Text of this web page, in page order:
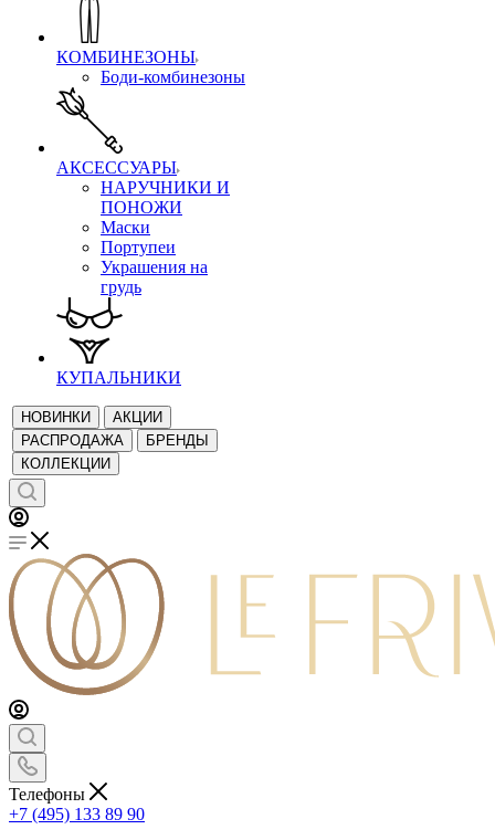
КОМБИНЕЗОНЫ
Боди-комбинезоны
АКСЕССУАРЫ
НАРУЧНИКИ И
ПОНОЖИ
Маски
Портупеи
Украшения на
грудь
КУПАЛЬНИКИ
НОВИНКИ
АКЦИИ
РАСПРОДАЖА
БРЕНДЫ
КОЛЛЕКЦИИ
Телефоны
+7 (495) 133 89 90